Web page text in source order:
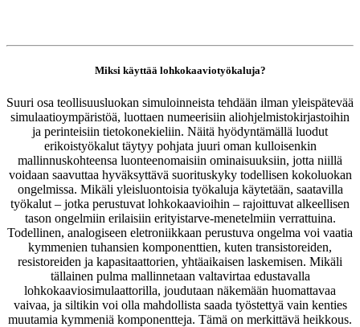
Miksi käyttää lohkokaaviotyökaluja?
Suuri osa teollisuusluokan simuloinneista tehdään ilman yleispätevää
simulaatioympäristöä, luottaen numeerisiin aliohjelmistokirjastoihin
ja perinteisiin tietokonekieliin. Näitä hyödyntämällä luodut
erikoistyökalut täytyy pohjata juuri oman kulloisenkin
mallinnuskohteensa luonteenomaisiin ominaisuuksiin, jotta niillä
voidaan saavuttaa hyväksyttävä suorituskyky todellisen kokoluokan
ongelmissa. Mikäli yleisluontoisia työkaluja käytetään, saatavilla
työkalut – jotka perustuvat lohkokaavioihin – rajoittuvat alkeellisen
tason ongelmiin erilaisiin erityistarve-menetelmiin verrattuina.
Todellinen, analogiseen eletroniikkaan perustuva ongelma voi vaatia
kymmenien tuhansien komponenttien, kuten transistoreiden,
resistoreiden ja kapasitaattorien, yhtäaikaisen laskemisen. Mikäli
tällainen pulma mallinnetaan valtavirtaa edustavalla
lohkokaaviosimulaattorilla, joudutaan näkemään huomattavaa
vaivaa, ja siltikin voi olla mahdollista saada työstettyä vain kenties
muutamia kymmeniä komponentteja. Tämä on merkittävä heikkous.